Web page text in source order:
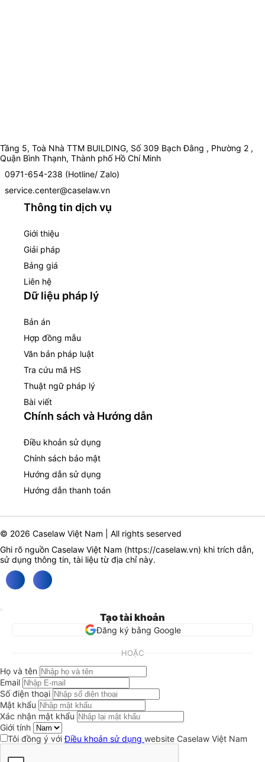
Tầng 5, Toà Nhà TTM BUILDING, Số 309 Bạch Đằng , Phường 2 ,
Quận Bình Thạnh, Thành phố Hồ Chí Minh
0971-654-238 (Hotline/ Zalo)
service.center@caselaw.vn
Thông tin dịch vụ
Giới thiệu
Giải pháp
Bảng giá
Liên hệ
Dữ liệu pháp lý
Bản án
Hợp đồng mẫu
Văn bản pháp luật
Tra cứu mã HS
Thuật ngữ pháp lý
Bài viết
Chính sách và Hướng dẫn
Điều khoản sử dụng
Chính sách bảo mật
Hướng dẫn sử dụng
Hướng dẫn thanh toán
© 2026 Caselaw Việt Nam | All rights seserved
Ghi rõ nguồn Caselaw Việt Nam (https://caselaw.vn) khi trích dẫn,
sử dụng thông tin, tài liệu từ địa chỉ này.
Tạo tài khoản
Đăng ký bằng Google
HOẶC
Họ và tên
Email
Số điện thoại
Mật khẩu
Xác nhận mật khẩu
Giới tính
Tôi đồng ý vớiĐiều khoản sử dụng website Caselaw Việt Nam